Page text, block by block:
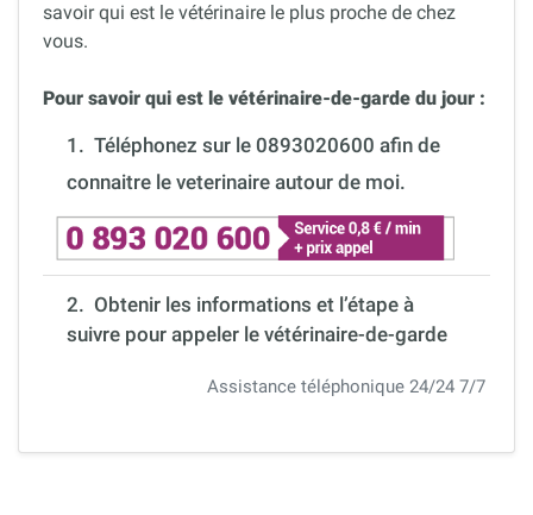
savoir qui est le vétérinaire le plus proche de chez
vous.
Pour savoir qui est le vétérinaire-de-garde du jour :
1. Téléphonez sur le 0893020600 afin de
connaitre le veterinaire autour de moi.
2. Obtenir les informations et l’étape à
suivre pour appeler le vétérinaire-de-garde
Assistance téléphonique 24/24 7/7